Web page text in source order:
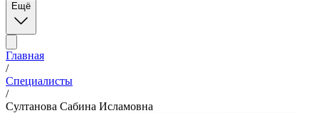
Ещё
Главная
/
Специалисты
/
Султанова Сабина Исламовна